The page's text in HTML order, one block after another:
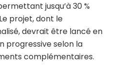
jusqu’à 30 %
projet, dont le
devrait être lancé en
progressive selon la
complémentaires.